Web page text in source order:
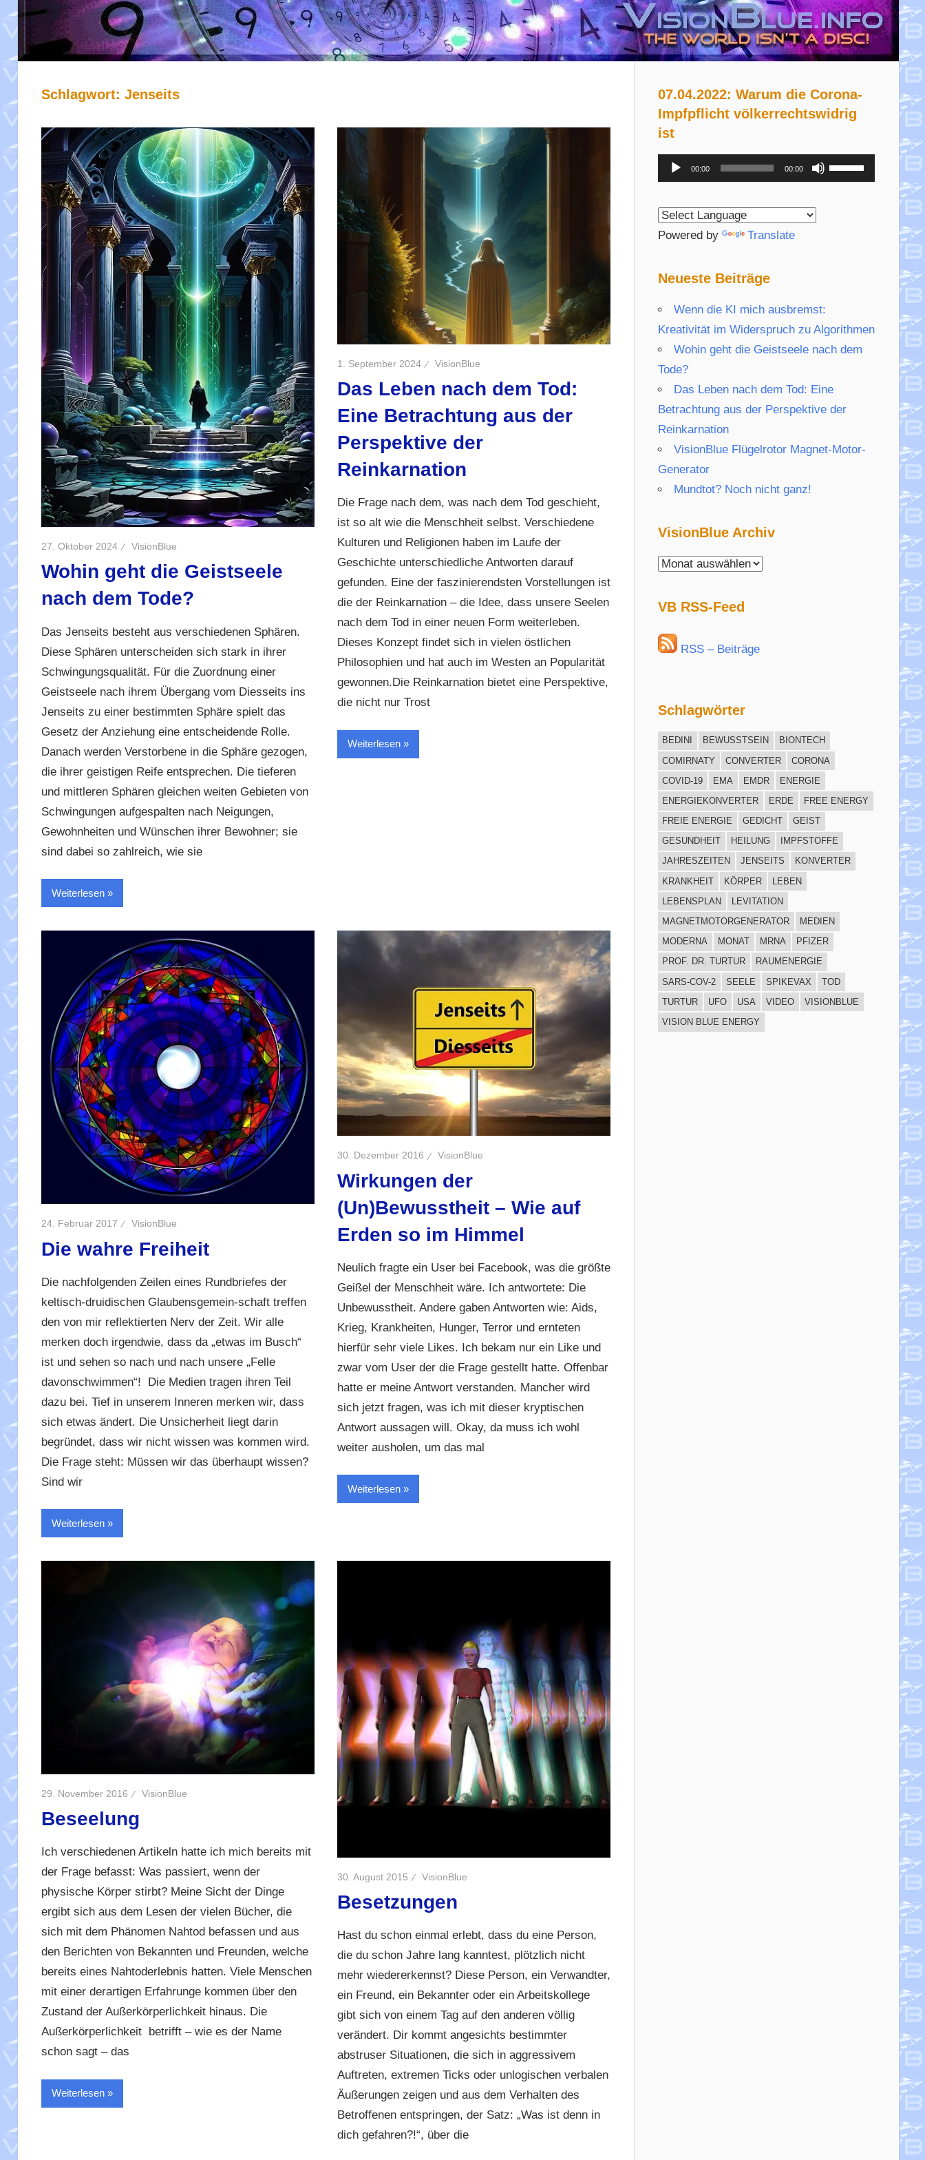
Schlagwort: Jenseits
27. Oktober 2024 VisionBlue
Wohin geht die Geistseele
nach dem Tode?
Das Jenseits besteht aus verschiedenen Sphären.
Diese Sphären unterscheiden sich stark in ihrer
Schwingungsqualität. Für die Zuordnung einer
Geistseele nach ihrem Übergang vom Diesseits ins
Jenseits zu einer bestimmten Sphäre spielt das
Gesetz der Anziehung eine entscheidende Rolle.
Danach werden Verstorbene in die Sphäre gezogen,
die ihrer geistigen Reife entsprechen. Die tieferen
und mittleren Sphären gleichen weiten Gebieten von
Schwingungen aufgespalten nach Neigungen,
Gewohnheiten und Wünschen ihrer Bewohner; sie
sind dabei so zahlreich, wie sie
Weiterlesen
1. September 2024 VisionBlue
Das Leben nach dem Tod:
Eine Betrachtung aus der
Perspektive der
Reinkarnation
Die Frage nach dem, was nach dem Tod geschieht,
ist so alt wie die Menschheit selbst. Verschiedene
Kulturen und Religionen haben im Laufe der
Geschichte unterschiedliche Antworten darauf
gefunden. Eine der faszinierendsten Vorstellungen ist
die der Reinkarnation – die Idee, dass unsere Seelen
nach dem Tod in einer neuen Form weiterleben.
Dieses Konzept findet sich in vielen östlichen
Philosophien und hat auch im Westen an Popularität
gewonnen.Die Reinkarnation bietet eine Perspektive,
die nicht nur Trost
Weiterlesen
24. Februar 2017 VisionBlue
Die wahre Freiheit
Die nachfolgenden Zeilen eines Rundbriefes der
keltisch-druidischen Glaubensgemein-schaft treffen
den von mir reflektierten Nerv der Zeit. Wir alle
merken doch irgendwie, dass da „etwas im Busch“
ist und sehen so nach und nach unsere „Felle
davonschwimmen“! Die Medien tragen ihren Teil
dazu bei. Tief in unserem Inneren merken wir, dass
sich etwas ändert. Die Unsicherheit liegt darin
begründet, dass wir nicht wissen was kommen wird.
Die Frage steht: Müssen wir das überhaupt wissen?
Sind wir
Weiterlesen
30. Dezember 2016 VisionBlue
Wirkungen der
(Un)Bewusstheit – Wie auf
Erden so im Himmel
Neulich fragte ein User bei Facebook, was die größte
Geißel der Menschheit wäre. Ich antwortete: Die
Unbewusstheit. Andere gaben Antworten wie: Aids,
Krieg, Krankheiten, Hunger, Terror und ernteten
hierfür sehr viele Likes. Ich bekam nur ein Like und
zwar vom User der die Frage gestellt hatte. Offenbar
hatte er meine Antwort verstanden. Mancher wird
sich jetzt fragen, was ich mit dieser kryptischen
Antwort aussagen will. Okay, da muss ich wohl
weiter ausholen, um das mal
Weiterlesen
29. November 2016 VisionBlue
Beseelung
Ich verschiedenen Artikeln hatte ich mich bereits mit
der Frage befasst: Was passiert, wenn der
physische Körper stirbt? Meine Sicht der Dinge
ergibt sich aus dem Lesen der vielen Bücher, die
sich mit dem Phänomen Nahtod befassen und aus
den Berichten von Bekannten und Freunden, welche
bereits eines Nahtoderlebnis hatten. Viele Menschen
mit einer derartigen Erfahrunge kommen über den
Zustand der Außerkörperlichkeit hinaus. Die
Außerkörperlichkeit betrifft – wie es der Name
schon sagt – das
Weiterlesen
30. August 2015 VisionBlue
Besetzungen
Hast du schon einmal erlebt, dass du eine Person,
die du schon Jahre lang kanntest, plötzlich nicht
mehr wiedererkennst? Diese Person, ein Verwandter,
ein Freund, ein Bekannter oder ein Arbeitskollege
gibt sich von einem Tag auf den anderen völlig
verändert. Dir kommt angesichts bestimmter
abstruser Situationen, die sich in aggressivem
Auftreten, extremen Ticks oder unlogischen verbalen
Äußerungen zeigen und aus dem Verhalten des
Betroffenen entspringen, der Satz: „Was ist denn in
dich gefahren?!“, über die
07.04.2022: Warum die Corona-
Impfpflicht völkerrechtswidrig
ist
Audio-
Player
00:00 00:00
Pfeiltasten
Hoch/Runter
Powered by Translate
Neueste Beiträge
Wenn die KI mich ausbremst:
Kreativität im Widerspruch zu Algorithmen
Wohin geht die Geistseele nach dem
Tode?
Das Leben nach dem Tod: Eine
Betrachtung aus der Perspektive der
Reinkarnation
VisionBlue Flügelrotor Magnet-Motor-
Generator
Mundtot? Noch nicht ganz!
VisionBlue Archiv
VisionBlue
VB RSS-Feed
RSS – Beiträge
Schlagwörter
BEDINI BEWUSSTSEIN
BIONTECH
COMIRNATY
CONVERTER
CORONA
COVID-19
EMA EMDR
ENERGIE
ENERGIEKONVERTER
ERDE
FREE ENERGY
FREIE ENERGIE
GEDICHT
GEIST
GESUNDHEIT
HEILUNG
IMPFSTOFFE
JAHRESZEITEN
JENSEITS
KONVERTER
KRANKHEIT
KÖRPER
LEBEN
LEBENSPLAN
LEVITATION
MAGNETMOTORGENERATOR
MEDIEN
MODERNA
MONAT MRNA
PFIZER
PROF. DR. TURTUR
RAUMENERGIE
SARS-COV-2
SEELE SPIKEVAX
TOD
TURTUR
UFO USA VIDEO
VISIONBLUE
VISION BLUE ENERGY